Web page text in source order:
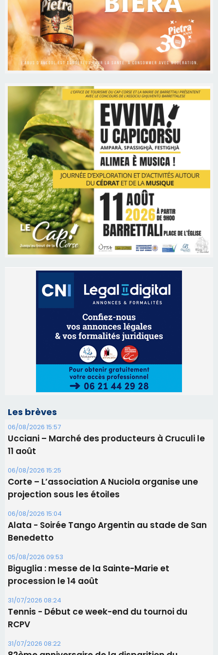
Les brèves
Ucciani – Marché des producteurs à Cruculi le
Corte – L’association A Nuciola organise une
projection sous les étoiles
Alata - Soirée Tango Argentin au stade de San
Benedetto
05/08/2026 09:53
Biguglia : messe de la Sainte-Marie et
procession le 14 août
31/07/2026 08:24
Tennis - Début ce week-end du tournoi du
RCPV
31/07/2026 08:22
82ème anniversaire de la disparition du
Commandant Antoine de Saint Exupery
Les plus lus
Satine Nomary est la nouvelle Miss Corse 2026
d'un spectacle qui ne reviendra pas avant 2081